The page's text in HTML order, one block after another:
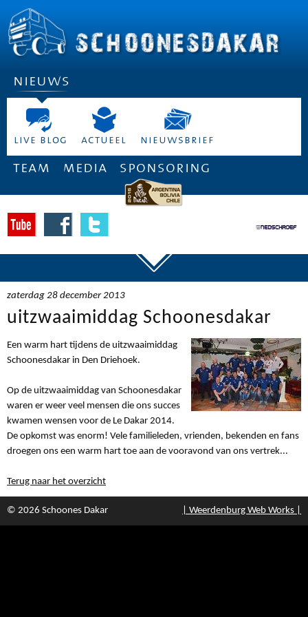
nieuws
live blog actueel nieuwsbrief
team media sponsoring
zaterdag 28 december 2013
uitzwaaimiddag Schoonesdakar
Een warm hart tijdens de uitzwaaimiddag
Schoonesdakar in Den Driehoek.
Op de uitzwaaimiddag van Schoonesdakar
waren er weer veel mensen die ons succes
kwamen wensen voor de Le Dakar 2014.
De opkomst was enorm! Vele familieleden, vrienden, bekenden en fans
droegen ons een warm hart toe aan de vooravond van ons vertrek...
Terug naar het overzicht
© 2026 Schoones Dakar | Weerdenburg Web Works |